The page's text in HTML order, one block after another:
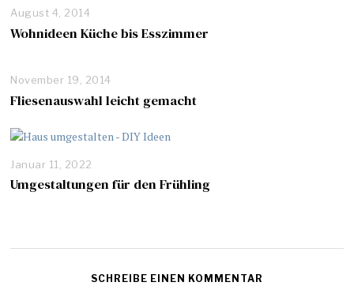
August 4, 2014
Wohnideen Küche bis Esszimmer
November 19, 2014
Fliesenauswahl leicht gemacht
Januar 11, 2022
Umgestaltungen für den Frühling
SCHREIBE EINEN KOMMENTAR